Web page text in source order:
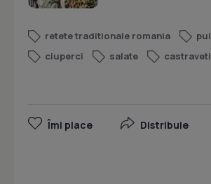
retete traditionale romania pui
ciuperci
salate castraveti
Îmi place Distribuie